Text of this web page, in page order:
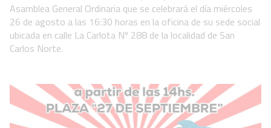
Asamblea General Ordinaria que se celebrará el día miércoles
26 de agosto a las 16:30 horas en la oficina de su sede social
ubicada en calle La Carlota Nº 288 de la localidad de San
Carlos Norte.